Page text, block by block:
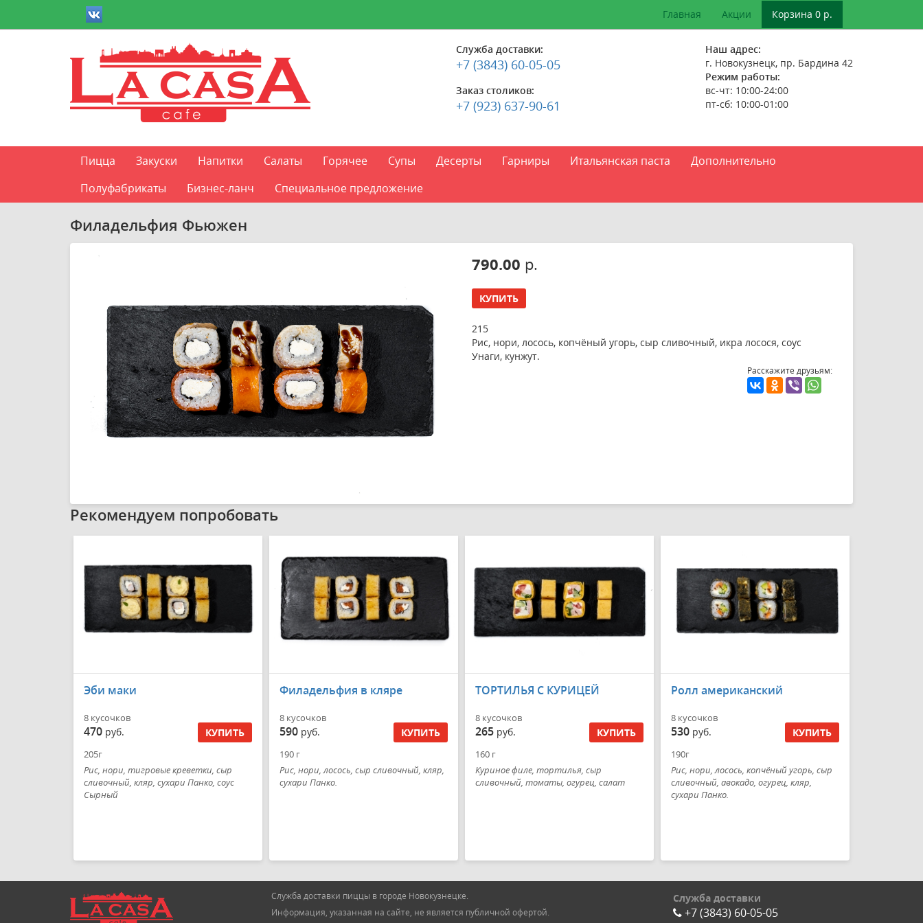
Главная Акции Корзина 0 р.
Служба доставки:
+7 (3843) 60-05-05
Заказ столиков:
+7 (923) 637-90-61
Наш адрес:
г. Новокузнецк, пр. Бардина 42
Режим работы:
вс-чт: 10:00-24:00
пт-сб: 10:00-01:00
Пицца Закуски Напитки Салаты Горячее Супы Десерты Гарниры Итальянская паста
Дополнительно
Полуфабрикаты
Бизнес-ланч Специальное предложение
Филадельфия Фьюжен
790.00 р.
КУПИТЬ
215
Рис, нори, лосось, копчёный угорь, сыр сливочный, икра лосося, соус
Унаги, кунжут.
Расскажите друзьям:
Рекомендуем попробовать
Эби маки
8 кусочков
470 руб. КУПИТЬ
205г
Рис, нори, тигровые креветки, сыр
сливочный, кляр, сухари Панко, соус
Сырный
Филадельфия в кляре
8 кусочков
590 руб. КУПИТЬ
190 г
Рис, нори, лосось, сыр сливочный, кляр,
сухари Панко.
ТОРТИЛЬЯ С КУРИЦЕЙ
8 кусочков
265 руб. КУПИТЬ
160 г
Куриное филе, тортилья, сыр
сливочный, томаты, огурец, салат
Ролл американский
8 кусочков
530 руб. КУПИТЬ
190г
Рис, нори, лосось, копчёный угорь, сыр
сливочный, авокадо, огурец, кляр,
сухари Панко.
Служба доставки пиццы в городе Новокузнецке.
Информация, указанная на сайте, не является публичной офертой.
Служба доставки
+7 (3843) 60-05-05